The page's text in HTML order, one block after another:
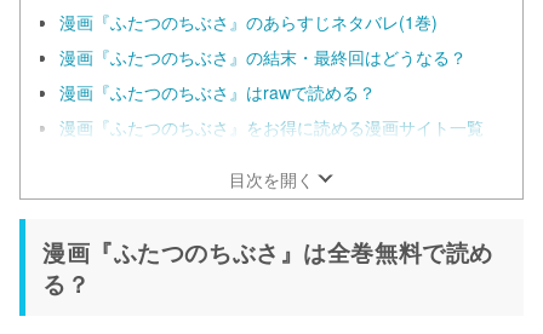
漫画『ふたつのちぶさ』のあらすじネタバレ(1巻)
漫画『ふたつのちぶさ』の結末・最終回はどうなる？
漫画『ふたつのちぶさ』はrawで読める？
漫画『ふたつのちぶさ』をお得に読める漫画サイト一覧
目次を開く
漫画『ふたつのちぶさ』は全巻無料で読め
る？